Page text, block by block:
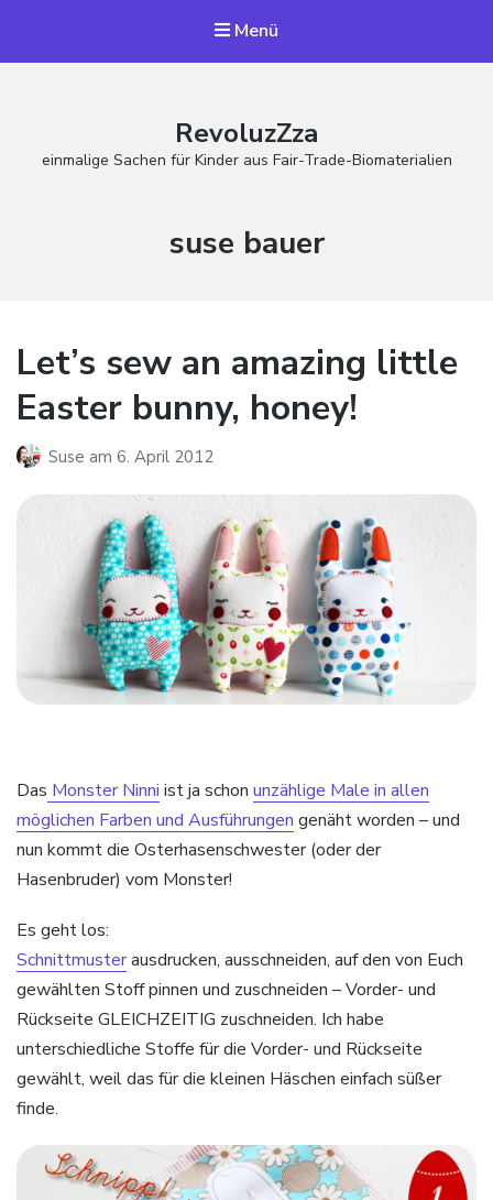
Menü
RevoluzZza
einmalige Sachen für Kinder aus Fair-Trade-Biomaterialien
Schlagwort:
suse bauer
Let’s sew an amazing little
Easter bunny, honey!
Suse am 6. April 2012
Das Monster Ninni ist ja schon unzählige Male in allen
möglichen Farben und Ausführungen genäht worden – und
nun kommt die Osterhasenschwester (oder der
Hasenbruder) vom Monster!
Es geht los:
Schnittmusterausdrucken, ausschneiden, auf den von Euch
gewählten Stoff pinnen und zuschneiden – Vorder- und
Rückseite GLEICHZEITIG zuschneiden. Ich habe
unterschiedliche Stoffe für die Vorder- und Rückseite
gewählt, weil das für die kleinen Häschen einfach süßer
finde.